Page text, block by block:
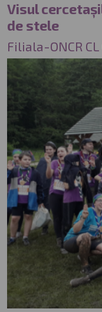
Visul
de stele
Filiala-ONCR